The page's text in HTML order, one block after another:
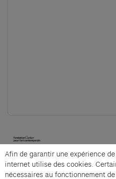
Cartier et Compagnie
Afin de garantir une expérience
internet utilise des cookies.
nécessaires au fonctionnement